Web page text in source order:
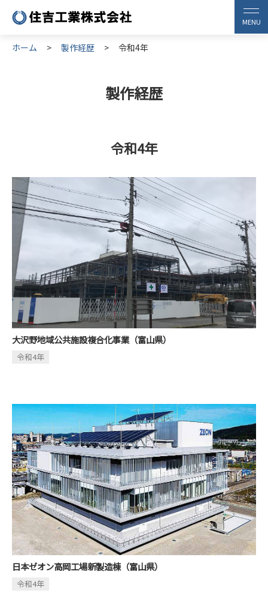
ホーム 製作経歴 令和4年
製作経歴
令和4年
大沢野地域公共施設複合化事業（富山県）
令和4年
日本ゼオン高岡工場新製造棟（富山県）
令和4年